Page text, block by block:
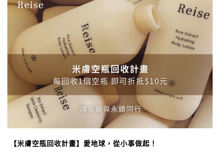
【米膚空瓶回收計畫】愛地球，從小事做起！